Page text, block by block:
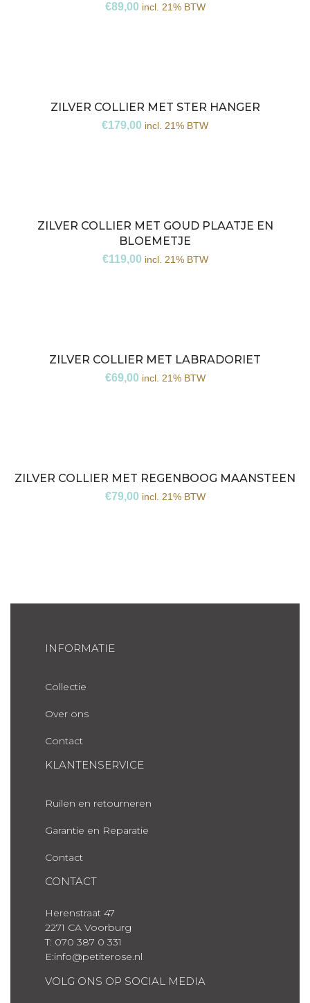
€89,00 incl. 21% BTW
ZILVER COLLIER MET STER HANGER
€179,00 incl. 21% BTW
ZILVER COLLIER MET GOUD PLAATJE EN
BLOEMETJE
€119,00 incl. 21% BTW
ZILVER COLLIER MET LABRADORIET
€69,00 incl. 21% BTW
ZILVER COLLIER MET REGENBOOG MAANSTEEN
€79,00 incl. 21% BTW
INFORMATIE
Collectie
Over ons
Contact
KLANTENSERVICE
Ruilen en retourneren
Garantie en Reparatie
Contact
CONTACT
Herenstraat 47
2271 CA Voorburg
T: 070 387 0 331
E:info@petiterose.nl
VOLG ONS OP SOCIAL MEDIA